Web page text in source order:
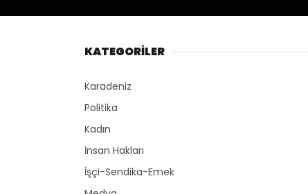
KATEGORİLER
Karadeniz
Politika
Kadın
İnsan Hakları
İşçi-Sendika-Emek